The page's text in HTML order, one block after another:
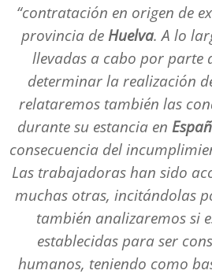
“contratación en origen de
provincia de Huelva. A lo
llevadas a cabo por parte
determinar la realización
relataremos también las
durante su estancia en
consecuencia del
Las trabajadoras han sido
muchas otras, incitándolas
también analizaremos si
establecidas para ser
humanos, teniendo como